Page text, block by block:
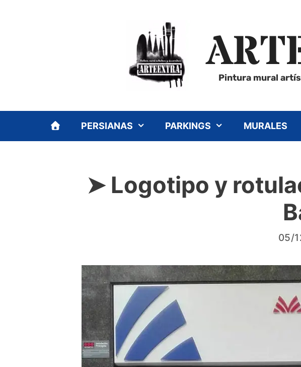
Pintura mural
PERSIANAS PARKINGS MURALES
➤ Logotipo y
05/